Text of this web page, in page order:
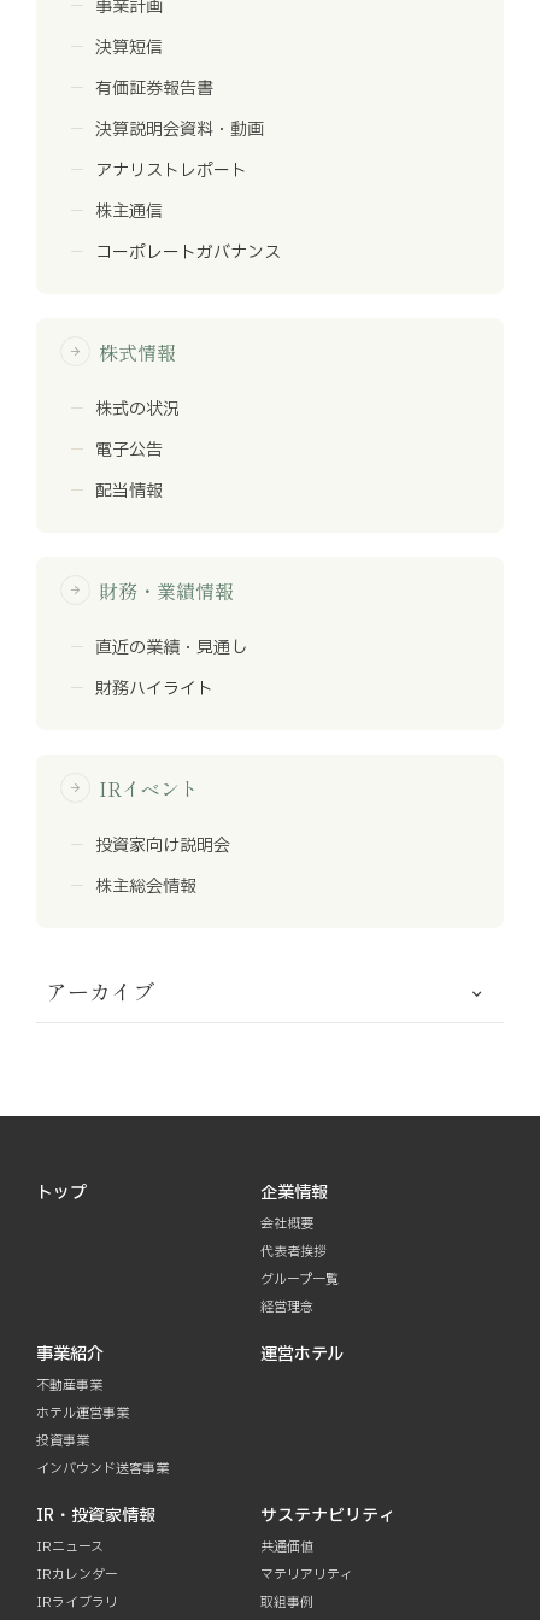
事業計画
決算短信
有価証券報告書
決算説明会資料・動画
アナリストレポート
株主通信
コーポレートガバナンス
arrow_forward 株式情報
株式の状況
電子公告
配当情報
arrow_forward 財務・業績情報
直近の業績・見通し
財務ハイライト
arrow_forward IRイベント
投資家向け説明会
株主総会情報
アーカイブ
トップ 企業情報
会社概要
代表者挨拶
グループ一覧
経営理念
事業紹介
不動産事業
ホテル運営事業
投資事業
インバウンド送客事業
運営ホテル
IR・投資家情報
IRニュース
IRカレンダー
IRライブラリ
サステナビリティ
共通価値
マテリアリティ
取組事例